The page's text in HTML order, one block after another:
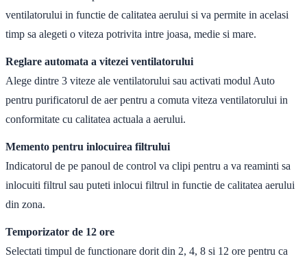
ventilatorului in functie de calitatea aerului si va permite in acelasi
timp sa alegeti o viteza potrivita intre joasa, medie si mare.
Reglare automata a vitezei ventilatorului
Alege dintre 3 viteze ale ventilatorului sau activati modul Auto
pentru purificatorul de aer pentru a comuta viteza ventilatorului in
conformitate cu calitatea actuala a aerului.
Memento pentru inlocuirea filtrului
Indicatorul de pe panoul de control va clipi pentru a va reaminti sa
inlocuiti filtrul sau puteti inlocui filtrul in functie de calitatea aerului
din zona.
Temporizator de 12 ore
Selectati timpul de functionare dorit din 2, 4, 8 si 12 ore pentru ca